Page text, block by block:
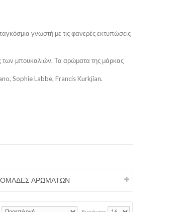
γνωστή με τις φανερές εκτυπώσεις
των μπουκαλιών. Τα αρώματα της μάρκας
Sophie Labbe, Francis Kurkjian.
ΟΜΑΔΕΣ ΑΡΩΜΑΤΩΝ